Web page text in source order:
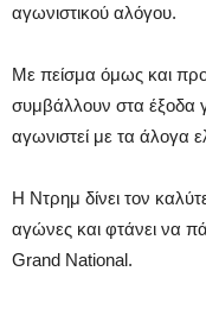
αγωνιστικού αλόγου.
Με πείσμα όμως και
συμβάλλουν στα έξοδα
αγωνιστεί με τα άλογα
Η Ντρημ δίνει τον
αγώνες και φτάνει να
Grand National.